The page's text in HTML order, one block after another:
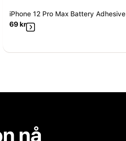
iPhone 12 Pro Max Battery Adhesive
69kr
nå